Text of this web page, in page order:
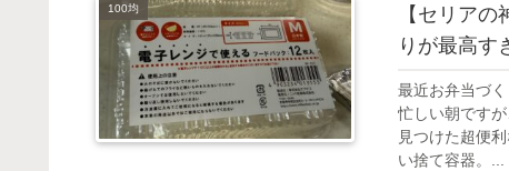
100均
【セリア
りが最高す
最近お弁当づ
忙しい朝です
見つけた超便
い捨て容器。...